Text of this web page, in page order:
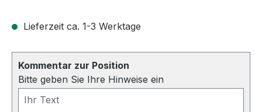
Lieferzeit ca. 1-3 Werktage
Kommentar zur Position
Bitte geben Sie Ihre Hinweise ein